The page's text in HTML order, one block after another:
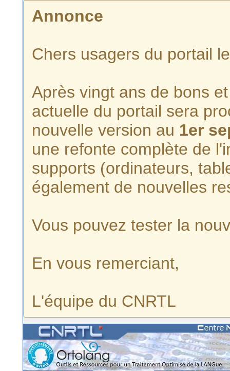
Annonce
Chers usagers du portail
Après vingt ans de bons
actuelle du portail sera
nouvelle version au 1er
une refonte complète de
supports (ordinateurs,
également de nouvelles
Vous pouvez tester la
En vous remerciant,
L'équipe du CNRTL